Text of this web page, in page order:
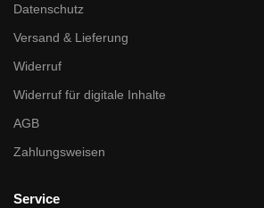
Datenschutz
Versand & Lieferung
Widerruf
Widerruf für digitale Inhalte
AGB
Zahlungsweisen
Service